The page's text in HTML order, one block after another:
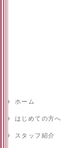
ホーム
はじめての方へ
スタッフ紹介